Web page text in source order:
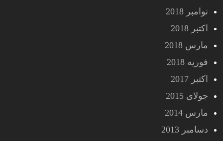
نوامبر 2018
اکتبر 2018
مارس 2018
فوریه 2018
اکتبر 2017
جولای 2015
مارس 2014
دسامبر 2013